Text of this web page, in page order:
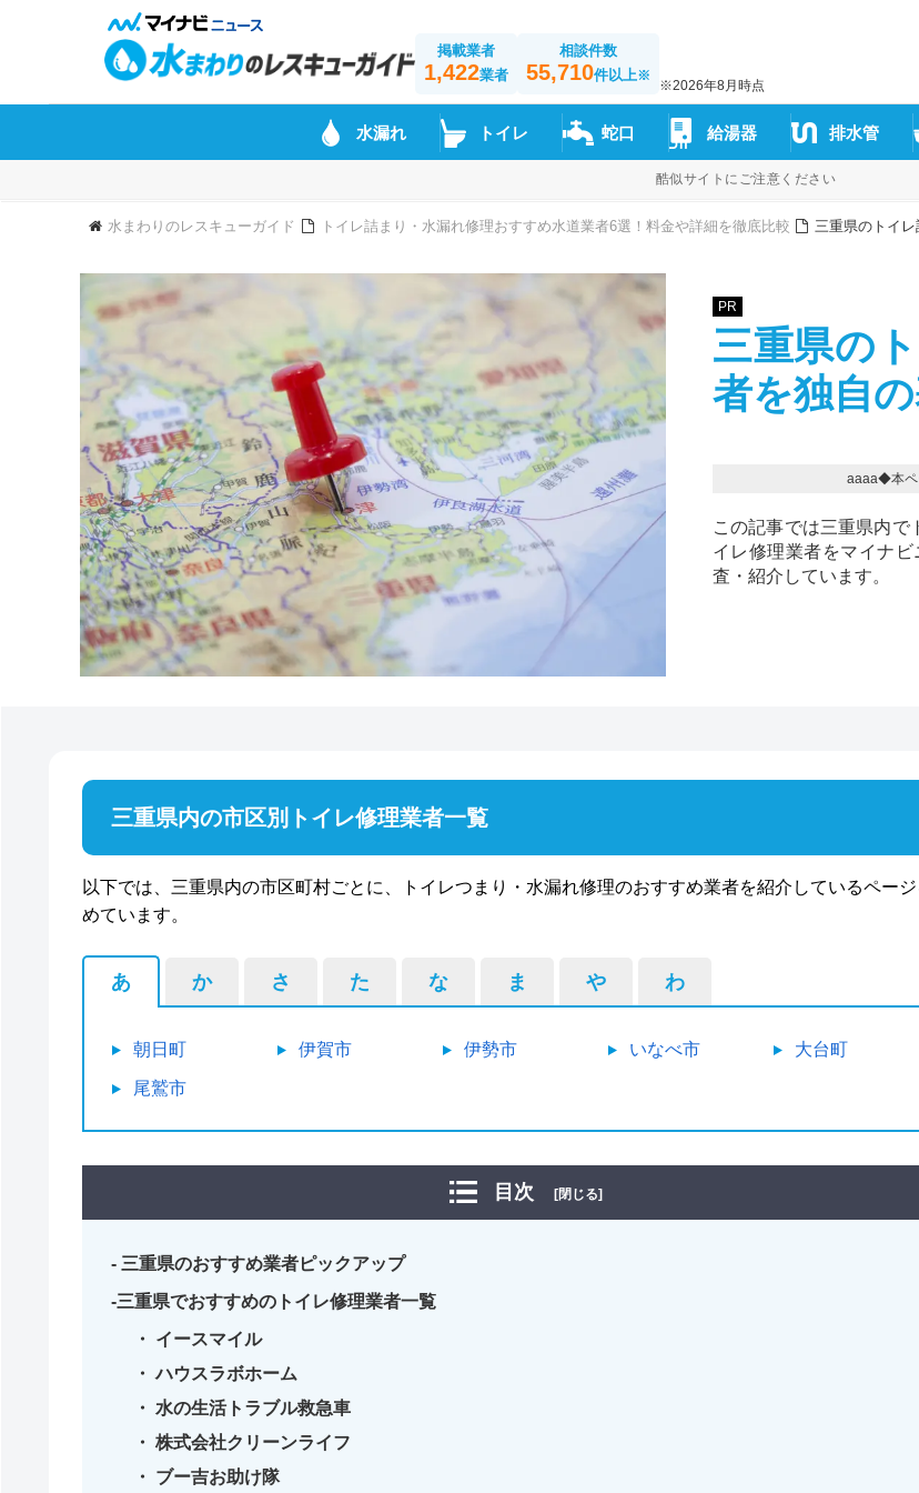
掲載業者
1,422業者
相談件数
55,710件以上※
※2026年8月時点
水漏れ トイレ 蛇口 給湯器 排水管
酷似サイトにご注意ください
水まわりのレスキューガイド トイレ詰まり・水漏れ修理おすすめ水道業者6選！料金や詳細を徹底比較 三重県のトイ
PR
三重県の
者を独自
aaaa◆本ペ
この記事では三重県内で
イレ修理業者をマイナ
査・紹介しています。
三重県内の市区別トイレ修理業者一覧
以下では、三重県内の市区町村ごとに、トイレつまり・水漏れ修理のおすすめ業者を紹介しているページ
めています。
あ か さ た な ま や わ
朝日町 伊賀市 伊勢市 いなべ市 大台町
尾鷲市
目次 [閉じる]
三重県のおすすめ業者ピックアップ
三重県でおすすめのトイレ修理業者一覧
イースマイル
ハウスラボホーム
水の生活トラブル救急車
株式会社クリーンライフ
ブー吉お助け隊